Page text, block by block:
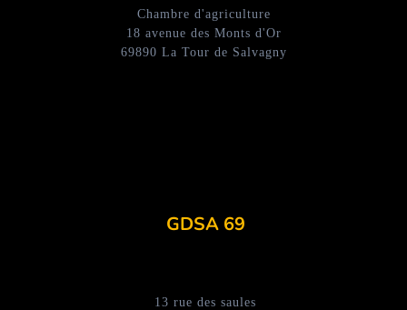
Chambre d'agriculture
18 avenue des Monts d'Or
69890 La Tour de Salvagny
GDSA 69
13 rue des saules